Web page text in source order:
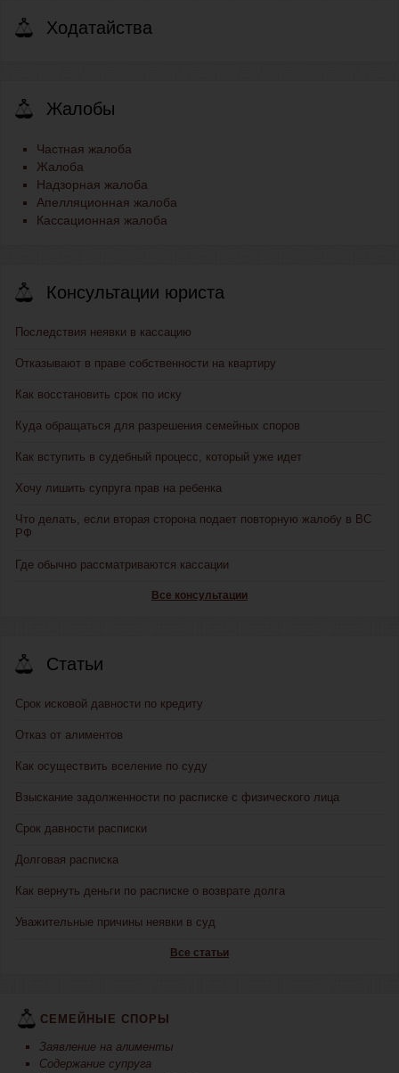
Ходатайства
Жалобы
Частная жалоба
Жалоба
Надзорная жалоба
Апелляционная жалоба
Кассационная жалоба
Консультации юриста
Последствия неявки в кассацию
Отказывают в праве собственности на квартиру
Как восстановить срок по иску
Куда обращаться для разрешения семейных споров
Как вступить в судебный процесс, который уже идет
Хочу лишить супруга прав на ребенка
Что делать, если вторая сторона подает повторную жалобу в ВС
РФ
Где обычно рассматриваются кассации
Все консультации
Статьи
Срок исковой давности по кредиту
Отказ от алиментов
Как осуществить вселение по суду
Взыскание задолженности по расписке с физического лица
Срок давности расписки
Долговая расписка
Как вернуть деньги по расписке о возврате долга
Уважительные причины неявки в суд
Все статьи
СЕМЕЙНЫЕ СПОРЫ
Заявление на алименты
Содержание супруга